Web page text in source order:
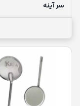
سر آینه